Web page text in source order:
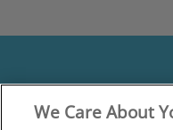
We Care About